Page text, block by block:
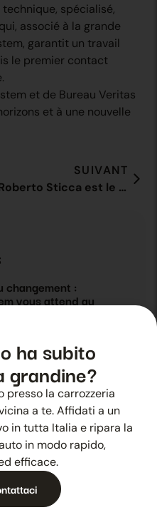
spécialisé,
associé à la grande
garantit un travail
le premier contact
et de Bureau Veritas
et à une nouvelle
SUIVANT
Roberto Sticca est le nouveau CEO de Ballsystem
changement :
vous attend au
Ballsystem
au Service Day
News
à l’Automotive Dealer
ha subito
grandine?
presso la carrozzeria
a te. Affidati a un
in tutta Italia e ripara la
in modo rapido,
efficace.